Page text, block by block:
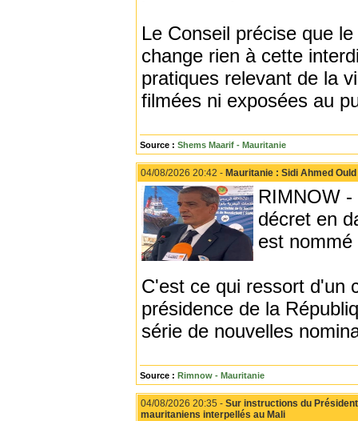
Le Conseil précise que
change rien à cette
pratiques relevant de la
filmées ni exposées au
Source : Shems Maarif - Mauritanie
04/08/2026 20:42 - Mauritanie : Sidi Ahmed
RIMNOW -
décret en
est
C'est ce qui ressort d'un
présidence de la
série de nouvelles
Source : Rimnow - Mauritanie
04/08/2026 20:35 - Sur instructions du
mauritaniens interpellés au Mali